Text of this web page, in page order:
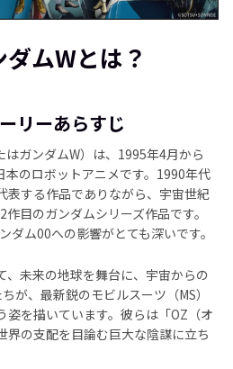
ムWとは？
リーあらすじ
ガンダムW）は、1995年4月から
のロボットアニメです。1990年代
表する作品でありながら、宇宙世紀
作目のガンダムシリーズ作品です。
ダム00への影響がとても深いです。
、未来の地球を舞台に、宇宙からの
が、最新鋭のモビルスーツ（MS）
姿を描いています。彼らは「OZ（オ
界の支配を目論む巨大な陰謀に立ち